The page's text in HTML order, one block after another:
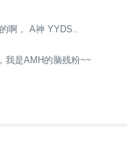
啊， A神 YYDS..
我是AMH的脑残粉~~